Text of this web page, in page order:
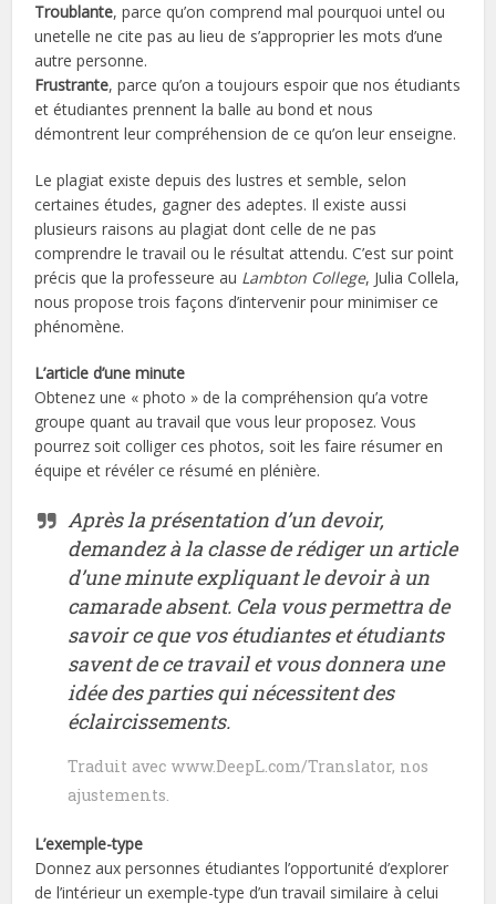
Troublante, parce qu’on comprend mal pourquoi untel ou
unetelle ne cite pas au lieu de s’approprier les mots d’une
autre personne.
Frustrante, parce qu’on a toujours espoir que nos étudiants
et étudiantes prennent la balle au bond et nous
démontrent leur compréhension de ce qu’on leur enseigne.
Le plagiat existe depuis des lustres et semble, selon
certaines études, gagner des adeptes. Il existe aussi
plusieurs raisons au plagiat dont celle de ne pas
comprendre le travail ou le résultat attendu. C’est sur point
précis que la professeure au Lambton College, Julia Collela,
nous propose trois façons d’intervenir pour minimiser ce
phénomène.
L’article d’une minute
Obtenez une « photo » de la compréhension qu’a votre
groupe quant au travail que vous leur proposez. Vous
pourrez soit colliger ces photos, soit les faire résumer en
équipe et révéler ce résumé en plénière.
Après la présentation d’un devoir,
demandez à la classe de rédiger un article
d’une minute expliquant le devoir à un
camarade absent. Cela vous permettra de
savoir ce que vos étudiantes et étudiants
savent de ce travail et vous donnera une
idée des parties qui nécessitent des
éclaircissements.
Traduit avec www.DeepL.com/Translator, nos
ajustements.
L’exemple-type
Donnez aux personnes étudiantes l’opportunité d’explorer
de l’intérieur un exemple-type d’un travail similaire à celui